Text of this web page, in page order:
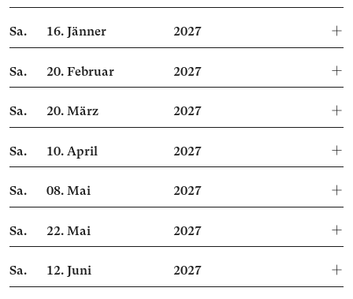
Sa. 16.Jänner 2027
Sa. 20.Februar 2027
Sa. 20.März 2027
Sa. 10.April 2027
Sa. 08.Mai 2027
Sa. 22.Mai 2027
Sa. 12.Juni 2027